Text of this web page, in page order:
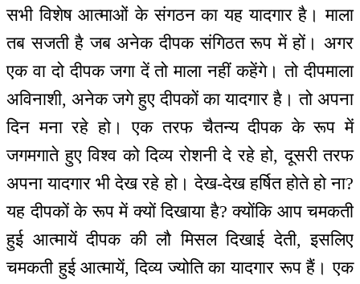
सभी विशेष आत्माओं के संगठन का यह यादगार है। माला
तब सजती है जब अनेक दीपक संगिठत रूप में हों। अगर
एक वा दो दीपक जगा दें तो माला नहीं कहेंगे। तो दीपमाला
अविनाशी, अनेक जगे हुए दीपकों का यादगार है। तो अपना
दिन मना रहे हो। एक तरफ चैतन्य दीपक के रूप में
जगमगाते हुए विश्व को दिव्य रोशनी दे रहे हो, दूसरी तरफ
अपना यादगार भी देख रहे हो। देख-देख हर्षित होते हो ना?
यह दीपकों के रूप में क्यों दिखाया है? क्योंकि आप चमकती
हुई आत्मायें दीपक की लौ मिसल दिखाई देती, इसलिए
चमकती हुई आत्मायें, दिव्य ज्योति का यादगार रूप हैं। एक